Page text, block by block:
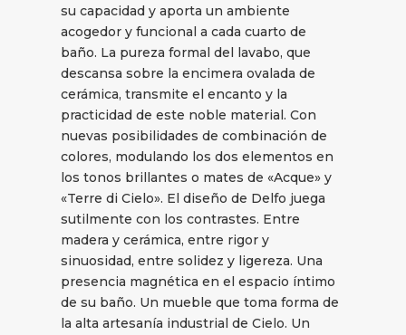
su capacidad y aporta un ambiente
acogedor y funcional a cada cuarto de
baño. La pureza formal del lavabo, que
descansa sobre la encimera ovalada de
cerámica, transmite el encanto y la
practicidad de este noble material. Con
nuevas posibilidades de combinación de
colores, modulando los dos elementos en
los tonos brillantes o mates de «Acque» y
«Terre di Cielo». El diseño de Delfo juega
sutilmente con los contrastes. Entre
madera y cerámica, entre rigor y
sinuosidad, entre solidez y ligereza. Una
presencia magnética en el espacio íntimo
de su baño. Un mueble que toma forma de
la alta artesanía industrial de Cielo. Un